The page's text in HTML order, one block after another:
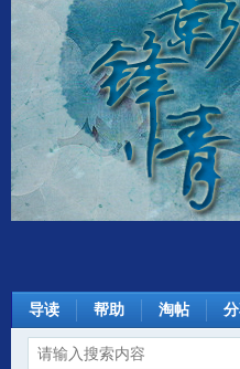
导读 帮助 淘帖